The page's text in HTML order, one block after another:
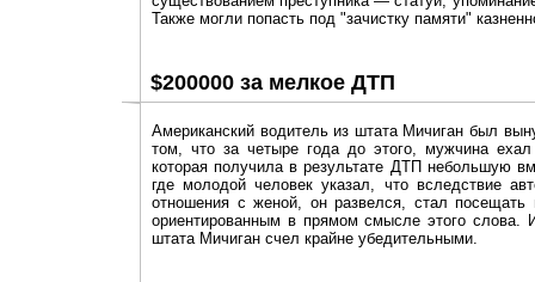
Также могли попасть под "зачистку памяти"
$200000 за мелкое ДТП
Американский водитель из штата Мичиган был
том, что за четыре года до этого, мужчина
которая получила в результате ДТП небольшую
где молодой человек указал, что вследствие
отношения с женой, он развелся, стал посещать
ориентированным в прямом смысле этого слова.
штата Мичиган счел крайне убедительными.